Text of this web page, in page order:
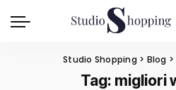
Studio Shopping > Blog >
Tag: migliori